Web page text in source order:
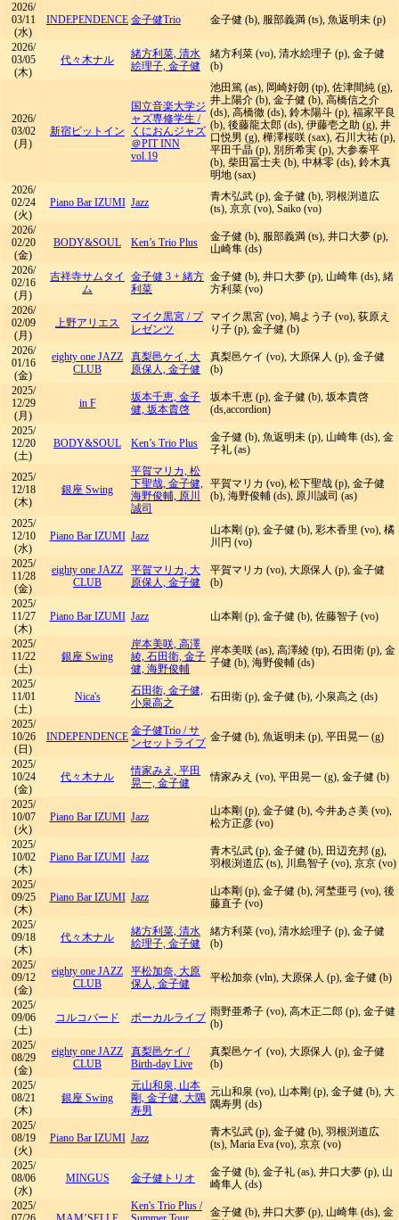
2026/
03/11
(水)
INDEPENDENCE 金子健Trio 金子健 (b), 服部義満 (ts), 魚返明未 (p)
2026/
03/05
(木)
代々木ナル
緒方利菜, 清水
絵理子, 金子健
緒方利菜 (vo), 清水絵理子 (p), 金子健
(b)
2026/
03/02
(月)
新宿ピットイン
国立音楽大学ジ
ャズ専修学生 /
くにおんジャズ
＠PIT INN
vol.19
池田篤 (as), 岡崎好朗 (tp), 佐津間純 (g),
井上陽介 (b), 金子健 (b), 高橋信之介
(ds), 高橋徹 (ds), 鈴木陽斗 (p), 福家平良
(b), 後藤龍太郎 (ds), 伊藤壱之助 (g), 井
口悦男 (g), 樺澤桜咲 (sax), 石川大祐 (p),
平田千晶 (p), 別所希実 (p), 大参泰平
(b), 柴田冨士夫 (b), 中林零 (ds), 鈴木真
明地 (sax)
2026/
02/24
(火)
Piano Bar IZUMI Jazz
青木弘武 (p), 金子健 (b), 羽根渕道広
(ts), 京京 (vo), Saiko (vo)
2026/
02/20
(金)
BODY&SOUL Ken’s Trio Plus
金子健 (b), 服部義満 (ts), 井口大夢 (p),
山崎隼 (ds)
2026/
02/16
(月)
吉祥寺サムタイ
ム
金子健 3 + 緒方
利菜
金子健 (b), 井口大夢 (p), 山崎隼 (ds), 緒
方利菜 (vo)
2026/
02/09
(月)
上野アリエス マイク黒宮 / プ
レゼンツ
マイク黒宮 (vo), 鳩よう子 (vo), 荻原え
り子 (p), 金子健 (b)
2026/
01/16
(金)
eighty one JAZZ
CLUB
真梨邑ケイ, 大
原保人, 金子健
真梨邑ケイ (vo), 大原保人 (p), 金子健
(b)
2025/
12/29
(月)
in F
坂本千恵, 金子
健, 坂本貴啓
坂本千恵 (p), 金子健 (b), 坂本貴啓
(ds,accordion)
2025/
12/20
(土)
BODY&SOUL Ken’s Trio Plus
金子健 (b), 魚返明未 (p), 山崎隼 (ds), 金
子礼 (as)
2025/
12/18
(木)
銀座 Swing
平賀マリカ, 松
下聖哉, 金子健,
海野俊輔, 原川
誠司
平賀マリカ (vo), 松下聖哉 (p), 金子健
(b), 海野俊輔 (ds), 原川誠司 (as)
2025/
12/10
(水)
Piano Bar IZUMI Jazz
山本剛 (p), 金子健 (b), 彩木香里 (vo), 橘
川円 (vo)
2025/
11/28
(金)
eighty one JAZZ
CLUB
平賀マリカ, 大
原保人, 金子健
平賀マリカ (vo), 大原保人 (p), 金子健
(b)
2025/
11/27
(木)
Piano Bar IZUMI Jazz 山本剛 (p), 金子健 (b), 佐藤智子 (vo)
2025/
11/22
(土)
銀座 Swing
岸本美咲, 高澤
綾, 石田衛, 金子
健, 海野俊輔
岸本美咲 (as), 高澤綾 (tp), 石田衛 (p), 金
子健 (b), 海野俊輔 (ds)
2025/
11/01
(土)
Nica's
石田衛, 金子健,
小泉高之
石田衛 (p), 金子健 (b), 小泉高之 (ds)
2025/
10/26
(日)
INDEPENDENCE 金子健Trio /サ
ンセットライブ 金子健 (b), 魚返明未 (p), 平田晃一 (g)
2025/
10/24
(金)
代々木ナル
情家みえ, 平田
晃一, 金子健
情家みえ (vo), 平田晃一 (g), 金子健 (b)
2025/
10/07
(火)
Piano Bar IZUMI Jazz
山本剛 (p), 金子健 (b), 今井あさ美 (vo),
松方正彦 (vo)
2025/
10/02
(木)
Piano Bar IZUMI Jazz
青木弘武 (p), 金子健 (b), 田辺充邦 (g),
羽根渕道広 (ts), 川島智子 (vo), 京京 (vo)
2025/
09/25
(木)
Piano Bar IZUMI Jazz
山本剛 (p), 金子健 (b), 河埜亜弓 (vo), 後
藤直子 (vo)
2025/
09/18
(木)
代々木ナル
緒方利菜, 清水
絵理子, 金子健
緒方利菜 (vo), 清水絵理子 (p), 金子健
(b)
2025/
09/12
(金)
eighty one JAZZ
CLUB
平松加奈, 大原
保人, 金子健
平松加奈 (vln), 大原保人 (p), 金子健 (b)
2025/
09/06
(土)
コルコバード ボーカルライブ 雨野亜希子 (vo), 高木正二郎 (p), 金子健
(b)
2025/
08/29
(金)
eighty one JAZZ
CLUB
真梨邑ケイ /
Birth-day Live
真梨邑ケイ (vo), 大原保人 (p), 金子健
(b)
2025/
08/21
(木)
銀座 Swing
元山和泉, 山本
剛, 金子健, 大隅
寿男
元山和泉 (vo), 山本剛 (p), 金子健 (b), 大
隅寿男 (ds)
2025/
08/19
(火)
Piano Bar IZUMI Jazz
青木弘武 (p), 金子健 (b), 羽根渕道広
(ts), Maria Eva (vo), 京京 (vo)
2025/
08/06
(水)
MINGUS 金子健トリオ
金子健 (b), 金子礼 (as), 井口大夢 (p), 山
崎隼人 (ds)
2025/
Ken's Trio Plus /
金子健 (b), 井口大夢 (p), 山崎隼 (ds), 金